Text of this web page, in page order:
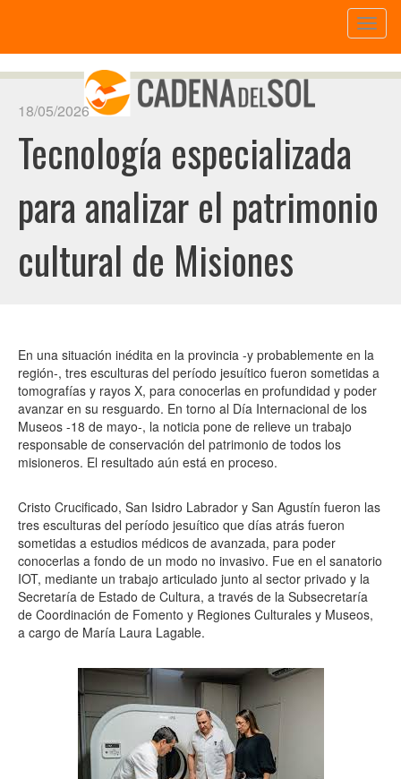
18/05/2026
Tecnología especializada
para analizar el patrimonio
cultural de Misiones
En una situación inédita en la provincia -y probablemente en la
región-, tres esculturas del período jesuítico fueron sometidas a
tomografías y rayos X, para conocerlas en profundidad y poder
avanzar en su resguardo. En torno al Día Internacional de los
Museos -18 de mayo-, la noticia pone de relieve un trabajo
responsable de conservación del patrimonio de todos los
misioneros. El resultado aún está en proceso.
Cristo Crucificado, San Isidro Labrador y San Agustín fueron las
tres esculturas del período jesuítico que días atrás fueron
sometidas a estudios médicos de avanzada, para poder
conocerlas a fondo de un modo no invasivo. Fue en el sanatorio
IOT, mediante un trabajo articulado junto al sector privado y la
Secretaría de Estado de Cultura, a través de la Subsecretaría
de Coordinación de Fomento y Regiones Culturales y Museos,
a cargo de María Laura Lagable.